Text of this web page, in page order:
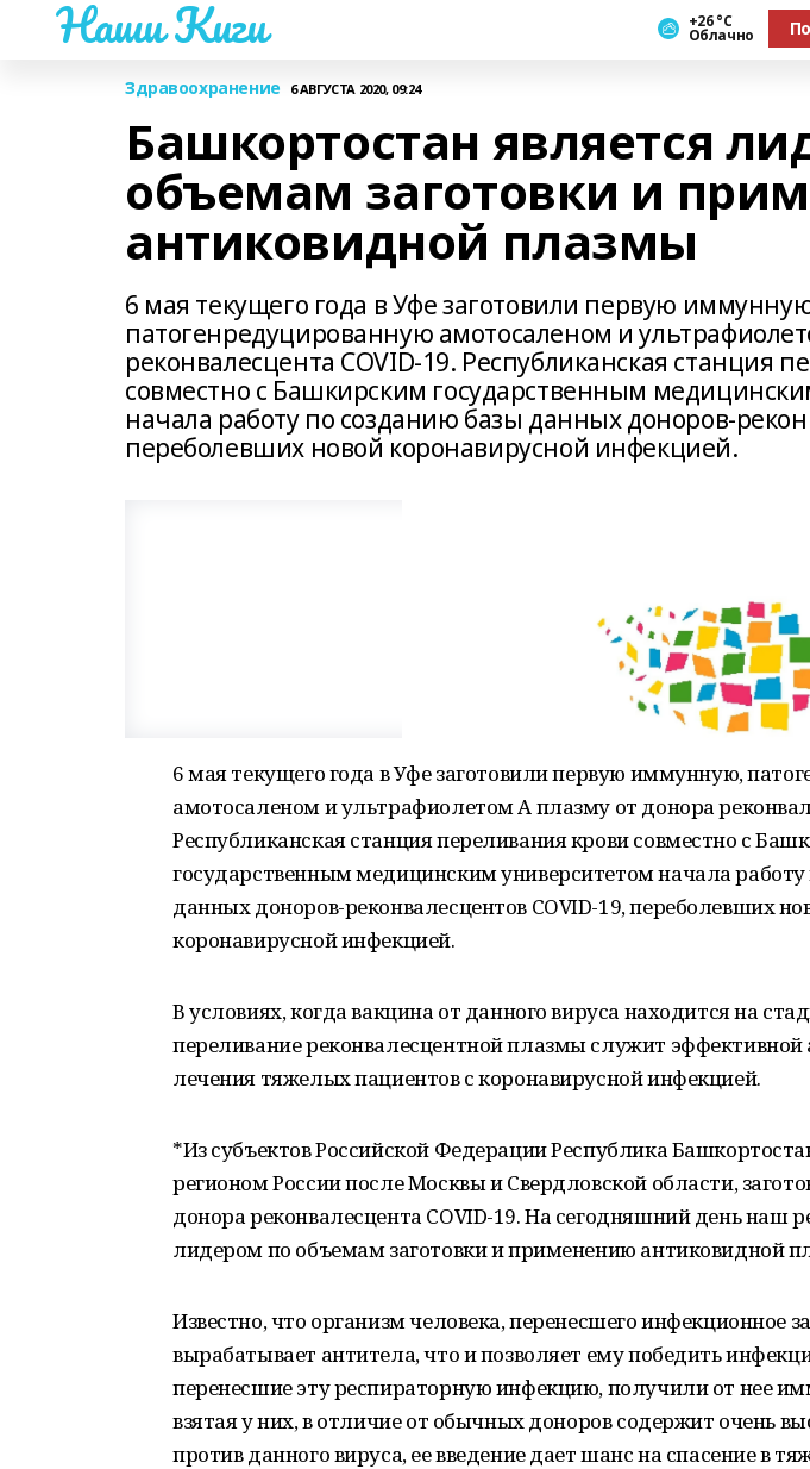
Наши Киги +26 °С
Облачно
Здравоохранение 6 АВГУСТА 2020, 09:24
Башкортостан является
объемам заготовки и
антиковидной плазмы
6 мая текущего года в Уфе заготовили первую
патогенредуцированную амотосаленом и
реконвалесцента COVID-19. Республиканская станция
совместно с Башкирским государственным
начала работу по созданию базы данных доноров-
переболевших новой коронавирусной инфекцией.
6 мая текущего года в Уфе заготовили первую иммунную,
амотосаленом и ультрафиолетом А плазму от донора
Республиканская станция переливания крови совместно с
государственным медицинским университетом начала
данных доноров-реконвалесцентов COVID-19, переболевших
коронавирусной инфекцией.
В условиях, когда вакцина от данного вируса находится на
переливание реконвалесцентной плазмы служит эффективной
лечения тяжелых пациентов с коронавирусной инфекцией.
*Из субъектов Российской Федерации Республика
регионом России после Москвы и Свердловской области,
донора реконвалесцента COVID-19. На сегодняшний день наш
лидером по объемам заготовки и применению антиковидной
Известно, что организм человека, перенесшего инфекционное
вырабатывает антитела, что и позволяет ему победить
перенесшие эту респираторную инфекцию, получили от нее
взятая у них, в отличие от обычных доноров содержит очень
против данного вируса, ее введение дает шанс на спасение в